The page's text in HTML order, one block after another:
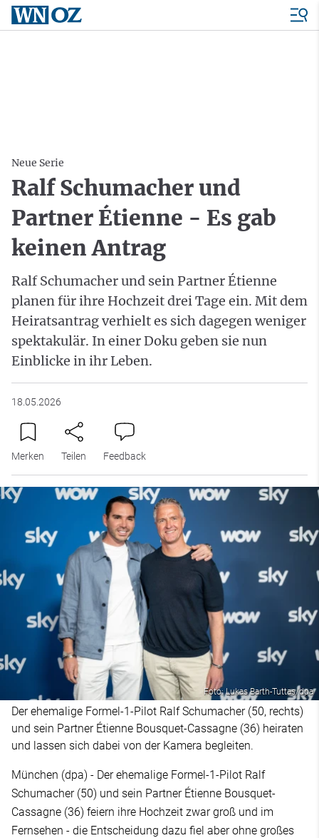
Neue Serie
Ralf Schumacher und
Partner Étienne - Es gab
keinen Antrag
Ralf Schumacher und sein Partner Étienne
planen für ihre Hochzeit drei Tage ein. Mit dem
Heiratsantrag verhielt es sich dagegen weniger
spektakulär. In einer Doku geben sie nun
Einblicke in ihr Leben.
18.05.2026
Merken Teilen Feedback
Foto: Lukas Barth-Tuttas/dpa
Der ehemalige Formel-1-Pilot Ralf Schumacher (50, rechts)
und sein Partner Étienne Bousquet-Cassagne (36) heiraten
und lassen sich dabei von der Kamera begleiten.
München (dpa) - Der ehemalige Formel-1-Pilot Ralf
Schumacher (50) und sein Partner Étienne Bousquet-
Cassagne (36) feiern ihre Hochzeit zwar groß und im
Fernsehen - die Entscheidung dazu fiel aber ohne großes